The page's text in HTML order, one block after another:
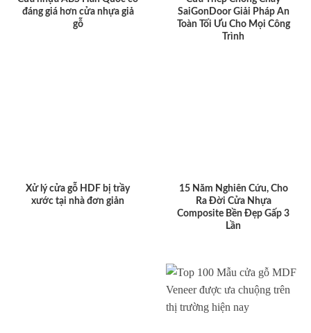
đáng giá hơn cửa nhựa giả
gỗ
SaiGonDoor Giải Pháp An
Toàn Tối Ưu Cho Mọi Công
Trình
Xử lý cửa gỗ HDF bị trầy
xước tại nhà đơn giản
15 Năm Nghiên Cứu, Cho
Ra Đời Cửa Nhựa
Composite Bền Đẹp Gấp 3
Lần